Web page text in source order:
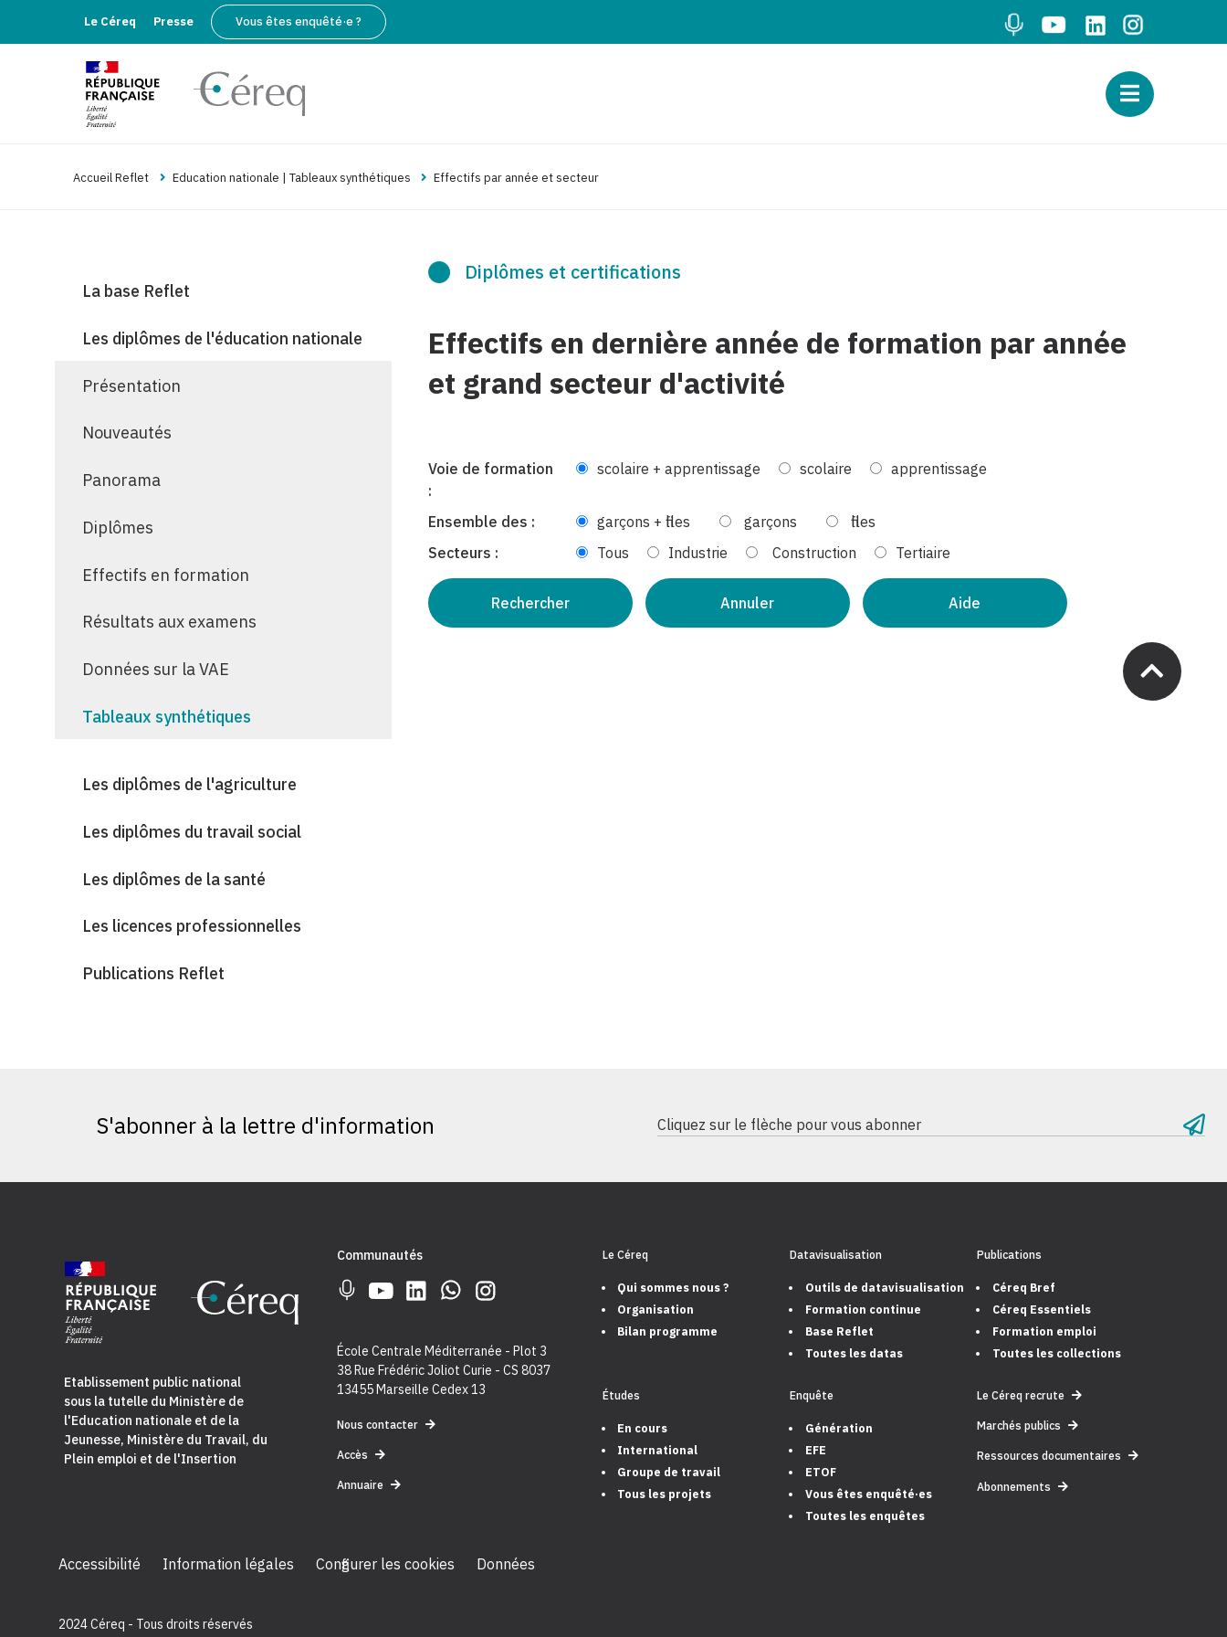
Le Céreq Presse Vous êtes enquêté·e ?
Accueil Reflet Education nationale | Tableaux synthétiques Effectifs par année et secteur
La base Reflet
Les diplômes de l'éducation nationale
Présentation
Nouveautés
Panorama
Diplômes
Effectifs en formation
Résultats aux examens
Données sur la VAE
Tableaux synthétiques
Les diplômes de l'agriculture
Les diplômes du travail social
Les diplômes de la santé
Les licences professionnelles
Publications Reflet
Diplômes et certifications
Effectifs en dernière année de formation par année
et grand secteur d'activité
Voie de formation
:
scolaire + apprentissage scolaire apprentissage
Ensemble des : garçons + filles garçons
filles
Secteurs :
Tous Industrie Construction Tertiaire
S'abonner à la lettre d'information Cliquez sur le flèche pour vous abonner
Etablissement public national
sous la tutelle du Ministère de
l'Education nationale et de la
Jeunesse, Ministère du Travail, du
Plein emploi et de l'Insertion
Communautés
École Centrale Méditerranée - Plot 3
38 Rue Frédéric Joliot Curie - CS 8037
13455 Marseille Cedex 13
Nous contacter
Accès
Annuaire
Le Céreq
Qui sommes nous ?
Organisation
Bilan programme
Datavisualisation
Outils de datavisualisation
Formation continue
Base Reflet
Toutes les datas
Publications
Céreq Bref
Céreq Essentiels
Formation emploi
Toutes les collections
Études
En cours
International
Groupe de travail
Tous les projets
Enquête
Génération
EFE
ETOF
Vous êtes enquêté·es
Toutes les enquêtes
Le Céreq recrute
Marchés publics
Ressources documentaires
Abonnements
Accessibilité Information légales Configurer les cookies Données
2024 Céreq - Tous droits réservés